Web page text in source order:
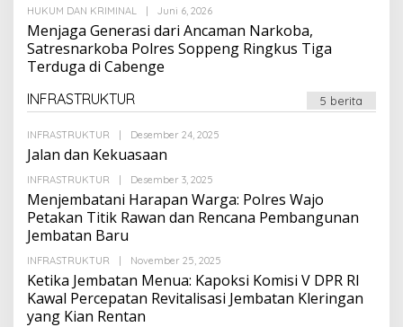
HUKUM DAN KRIMINAL Juni 6, 2026Oleh
Menjaga Generasi dari Ancaman Narkoba,
Satresnarkoba Polres Soppeng Ringkus Tiga
Terduga di Cabenge
INFRASTRUKTUR 5 berita
INFRASTRUKTUR Desember 24, 2025
Jalan dan Kekuasaan
INFRASTRUKTUR Desember 3, 2025
Menjembatani Harapan Warga: Polres Wajo
Petakan Titik Rawan dan Rencana Pembangunan
Jembatan Baru
INFRASTRUKTUR November 25, 2025
Ketika Jembatan Menua: Kapoksi Komisi V DPR RI
Kawal Percepatan Revitalisasi Jembatan Kleringan
yang Kian Rentan